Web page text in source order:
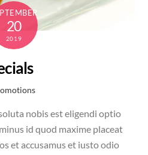
20
2019
nobis est eligendi optio
id quod maxime placeat
et accusamus et iusto odio